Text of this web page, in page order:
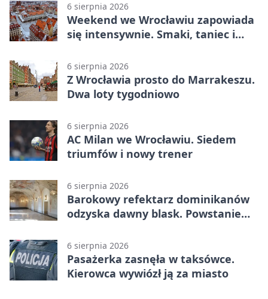
6 sierpnia 2026
Weekend we Wrocławiu zapowiada
się intensywnie. Smaki, taniec i
6 sierpnia 2026
Z Wrocławia prosto do Marrakeszu.
Dwa loty tygodniowo
6 sierpnia 2026
AC Milan we Wrocławiu. Siedem
triumfów i nowy trener
6 sierpnia 2026
Barokowy refektarz dominikanów
odzyska dawny blask. Powstanie
6 sierpnia 2026
Pasażerka zasnęła w taksówce.
Kierowca wywiózł ją za miasto